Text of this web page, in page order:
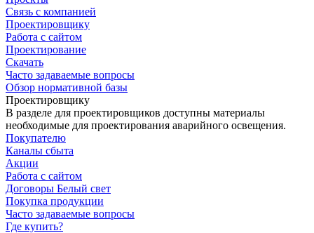
Связь с компанией
Проектировщику
Работа с сайтом
Проектирование
Скачать
Часто задаваемые вопросы
Обзор нормативной базы
Проектировщику
В разделе для проектировщиков доступны материалы
необходимые для проектирования аварийного освещения.
Покупателю
Каналы сбыта
Акции
Работа с сайтом
Договоры Белый свет
Покупка продукции
Часто задаваемые вопросы
Где купить?